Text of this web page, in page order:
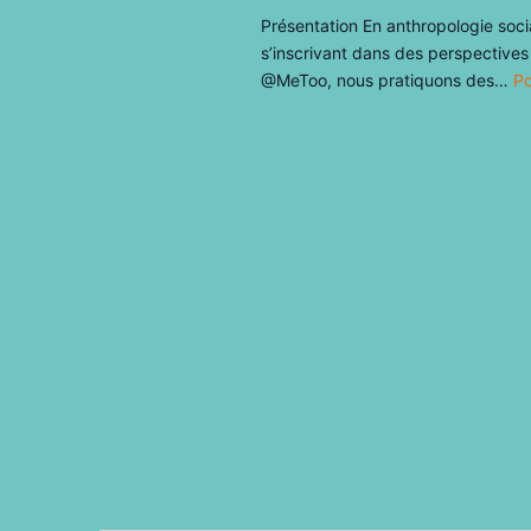
Présentation En anthropologie
s’inscrivant dans des
@MeToo, nous pratiquons des…